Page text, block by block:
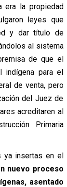
era la propiedad
leyes que
y dar título de
al sistema
de que el
indígena para el
de venta, pero
del Juez de
acreditaren al
Primaria
ya insertas en el
nuevo proceso
asentado